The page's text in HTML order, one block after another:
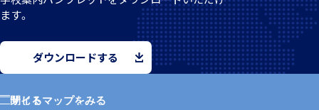
ます。
ダウンロードする
サイトマップをみる
閉じる